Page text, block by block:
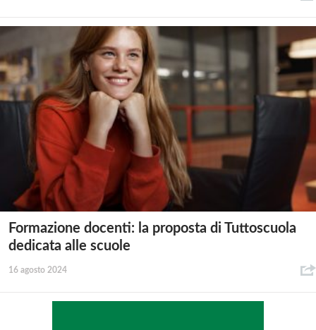
Formazione docenti: la proposta di Tuttoscuola
dedicata alle scuole
16 agosto 2024